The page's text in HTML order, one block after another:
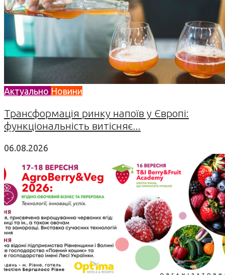
Актуально Новини
Трансформація ринку напоїв у Європі:
функціональність витісняє...
06.08.2026